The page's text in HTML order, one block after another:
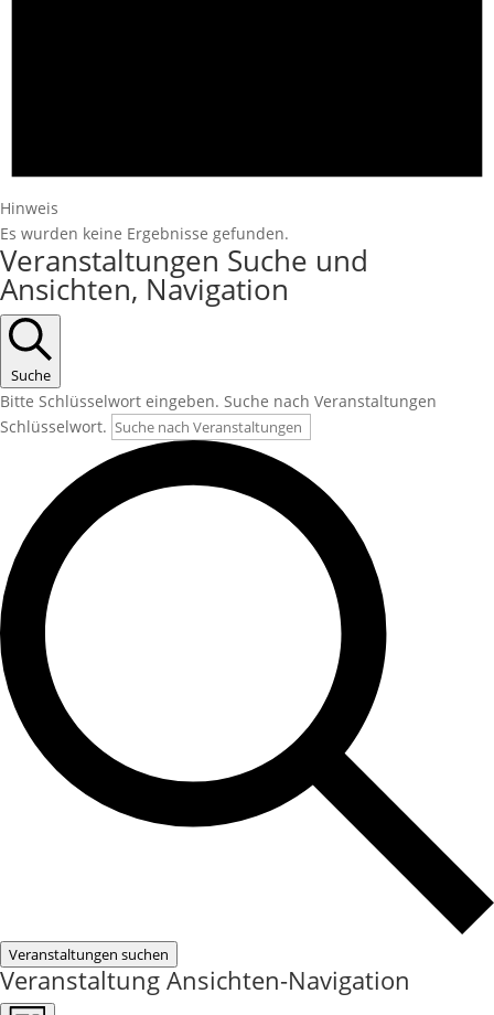
Hinweis
Es wurden keine Ergebnisse gefunden.
Veranstaltungen Suche und
Ansichten, Navigation
Suche
Bitte Schlüsselwort eingeben. Suche nach Veranstaltungen
Schlüsselwort.
Veranstaltungen suchen
Veranstaltung Ansichten-Navigation